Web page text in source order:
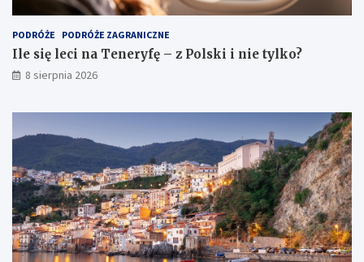
PODRÓŻE PODRÓŻE ZAGRANICZNE
Ile się leci na Teneryfę – z Polski i nie tylko?
8 sierpnia 2026